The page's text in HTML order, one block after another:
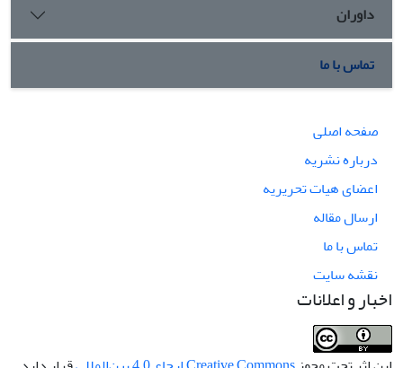
داوران
تماس با ما
صفحه اصلی
درباره نشریه
اعضای هیات تحریریه
ارسال مقاله
تماس با ما
نقشه سایت
اخبار و اعلانات